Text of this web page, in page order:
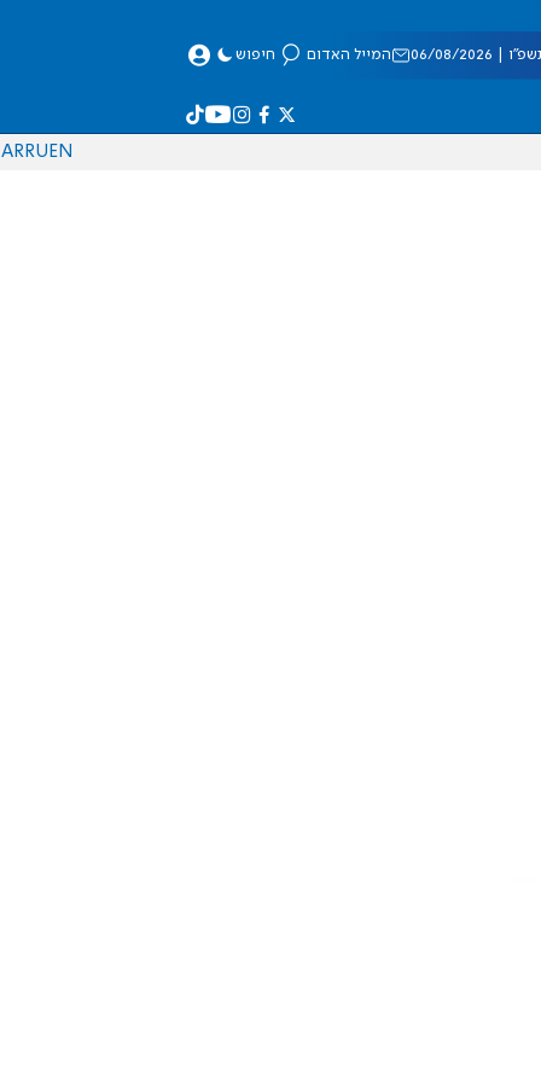
08/2026 המייל האדום חיפוש
EN
RU
AR